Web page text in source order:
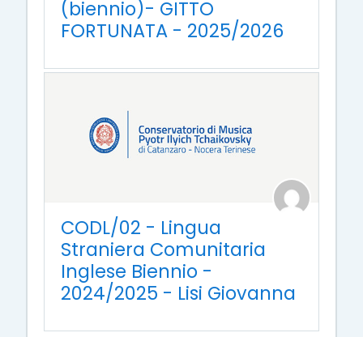
(biennio)- GITTO
FORTUNATA - 2025/2026
CODL/02 - Lingua
Straniera Comunitaria
Inglese Biennio -
2024/2025 - Lisi Giovanna